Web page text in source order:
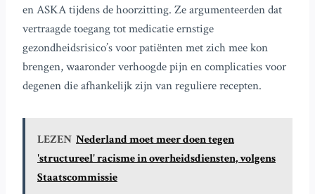
en ASKA tijdens de hoorzitting. Ze argumenteerden dat
vertraagde toegang tot medicatie ernstige
gezondheidsrisico’s voor patiënten met zich mee kon
brengen, waaronder verhoogde pijn en complicaties voor
degenen die afhankelijk zijn van reguliere recepten.
LEZEN Nederland moet meer doen tegen
'structureel' racisme in overheidsdiensten, volgens
Staatscommissie